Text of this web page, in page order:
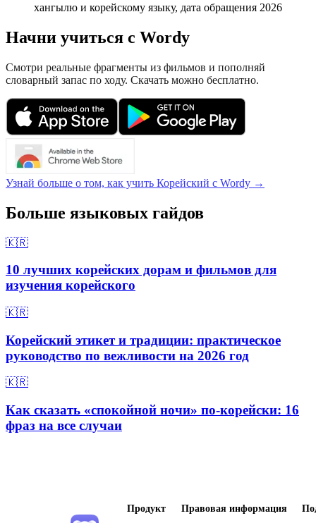
хангылю и корейскому языку, дата обращения 2026
Начни учиться с Wordy
Смотри реальные фрагменты из фильмов и пополняй
словарный запас по ходу. Скачать можно бесплатно.
Узнай больше о том, как учить Корейский с Wordy →
Больше языковых гайдов
🇰🇷
10 лучших корейских дорам и фильмов для
изучения корейского
🇰🇷
Корейский этикет и традиции: практическое
руководство по вежливости на 2026 год
🇰🇷
Как сказать «спокойной ночи» по-корейски: 16
фраз на все случаи
Продукт
Правовая информация